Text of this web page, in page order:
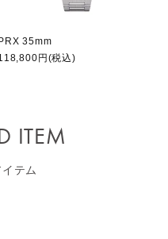
35mm
円(税込)
ITEM
テム